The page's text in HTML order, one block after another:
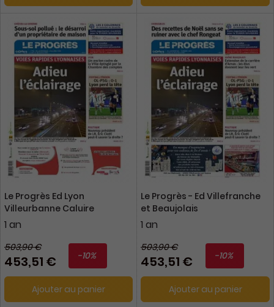
Le Progrès Ed Lyon
Villeurbanne Caluire
1 an
503,90 €
453,51 € -10%
Ajouter au panier
Le Progrès - Ed Villefranche
et Beaujolais
1 an
503,90 €
453,51 € -10%
Ajouter au panier